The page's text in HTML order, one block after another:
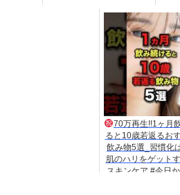
70万再生!!1ヶ月
ると10歳若返るお
飲み物5選_習慣化
肌のハリをゲット
スキンケア #今日